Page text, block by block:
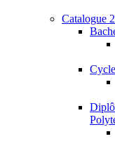
Catalogue